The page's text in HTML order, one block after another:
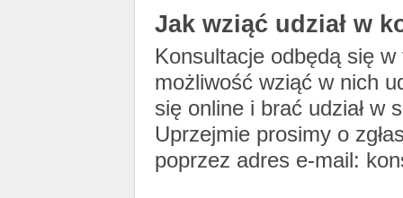
Jak wziąć udział w
Konsultacje odbędą się
możliwość wziąć w nich
się online i brać udział w
Uprzejmie prosimy o
poprzez adres e-mail: